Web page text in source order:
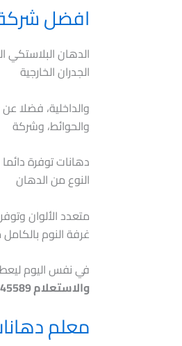
افضل شركة
الدهان
الجدران الخارجية
والداخلية، فضلا
والحوائط، وشركة
دهانات توفرة دائما
النوع من الدهان
متعدد الألوان
غرفة النوم
في نفس اليوم
والاستعلام 0565245589
معلم